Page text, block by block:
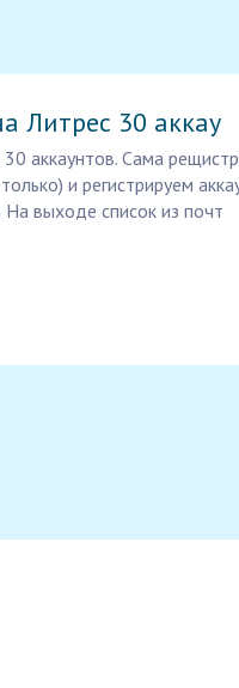
Литрес 30 аккау
30 аккаунтов. Сама
и регистрируем
выходе список из почт